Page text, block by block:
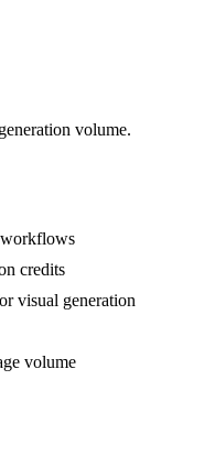
volume.
workflows
credits
visual generation
volume